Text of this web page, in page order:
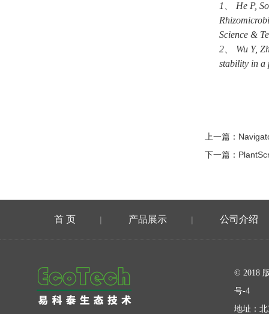
1、 He P,
Science &
2、 Wu Y,
stability in a
上一篇：
下一篇：
首 页 | 产品展示 | 公司介绍
© 2018
号-4
地址：